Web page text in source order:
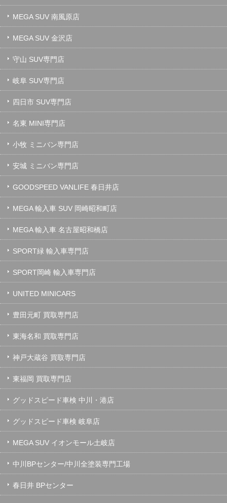
MEGA SUV 南風原店
MEGA SUV 金沢店
守山 SUV専門店
岐阜 SUV専門店
四日市 SUV専門店
名東 MINI専門店
小牧 ミニバン専門店
安城 ミニバン専門店
GOODSPEED VANLIFE 春日井店
MEGA 輸入車 SUV 岡崎昭和町店
MEGA 輸入車 名古屋昭和橋店
SPORT緑 輸入車専門店
SPORT岡崎 輸入車専門店
UNITED MINICARS
豊田元町 買取専門店
東海名和 買取専門店
神戸大蔵谷 買取専門店
東福岡 買取専門店
グッドスピード車検 中川・港店
グッドスピード車検 岐阜店
MEGA SUV イオンモール土岐店
中川BPセンター/中川全塗装専門工場
春日井 BPセンター